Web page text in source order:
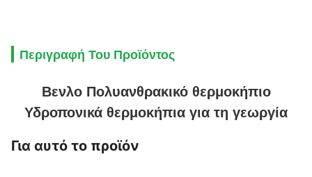
Περιγραφή Του Προϊόντος
Βενλο Πολυανθρακικό θερμοκήπιο
Υδροπονικά θερμοκήπια για τη γεωργία
Για αυτό το προϊόν